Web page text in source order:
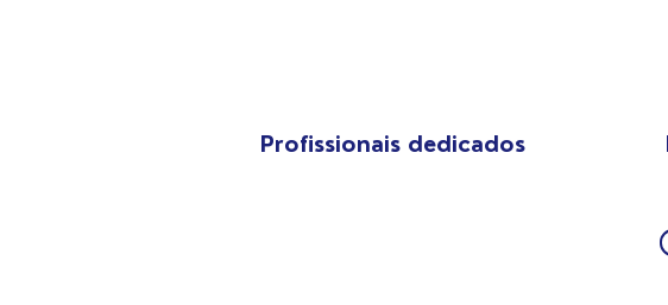
Profissionais dedicados